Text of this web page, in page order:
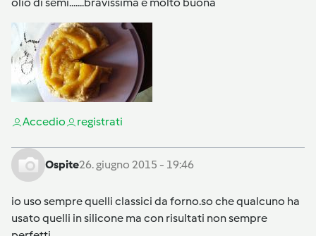
Accedio registrati
Ospite26. giugno 2015 - 19:46
io uso sempre quelli classici da forno.so che qualcuno ha
usato quelli in silicone ma con risultati non sempre